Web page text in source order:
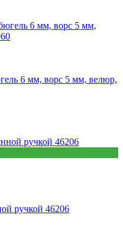
6 мм, ворс 5 мм, велюр,
ручкой 46206